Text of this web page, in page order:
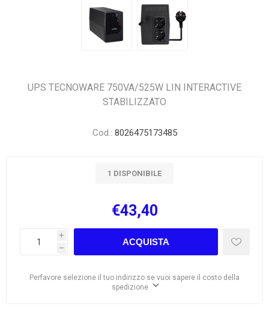
UPS TECNOWARE 750VA/525W LIN INTERACTIVE
STABILIZZATO
Cod.: 8026475173485
1 DISPONIBILE
€43,40
i
h
ACQUISTA
Perfavore selezione il tuo indirizzo se vuoi sapere il costo della
spedizione